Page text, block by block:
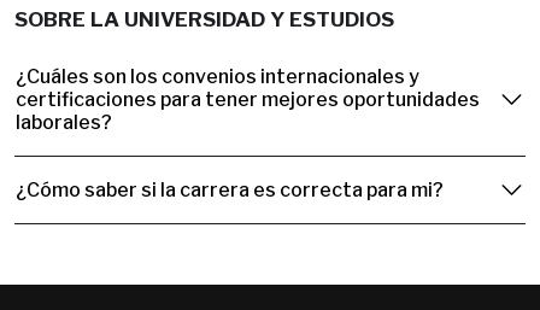
SOBRE LA UNIVERSIDAD Y ESTUDIOS
¿Cuáles son los convenios internacionales y
certificaciones para tener mejores oportunidades
laborales?
¿Cómo saber si la carrera es correcta para mi?